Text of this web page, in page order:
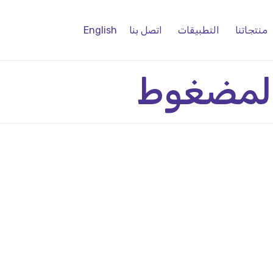
منتجاتنا التطبيقات اتصل بنا English
المضغوط